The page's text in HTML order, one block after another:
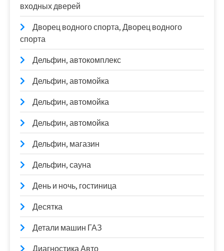
входных дверей
Дворец водного спорта, Дворец водного
спорта
Дельфин, автокомплекс
Дельфин, автомойка
Дельфин, автомойка
Дельфин, автомойка
Дельфин, магазин
Дельфин, сауна
День и ночь, гостиница
Десятка
Детали машин ГАЗ
Диагностика Авто